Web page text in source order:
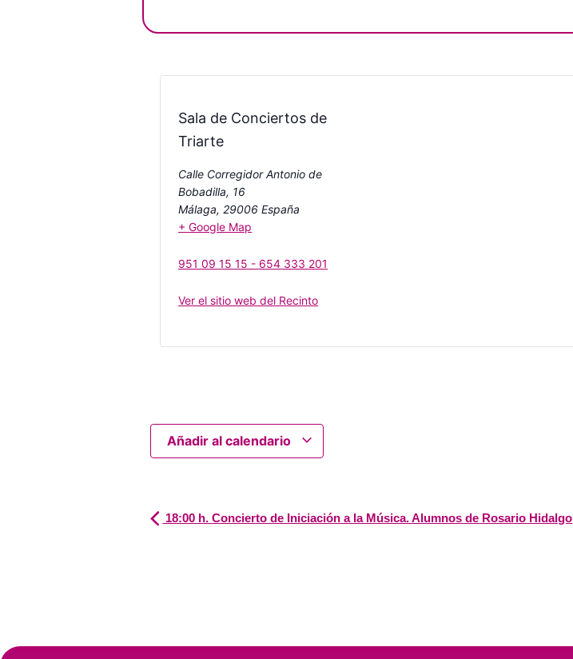
Sala de Conciertos de
Triarte
Calle Corregidor Antonio de
Bobadilla, 16
Málaga, 29006 España
+ Google Map
951 09 15 15 - 654 333 201
Ver el sitio web del Recinto
Añadir al calendario
18:00 h. Concierto de Iniciación a la Música. Alumnos de Rosario Hidalgo